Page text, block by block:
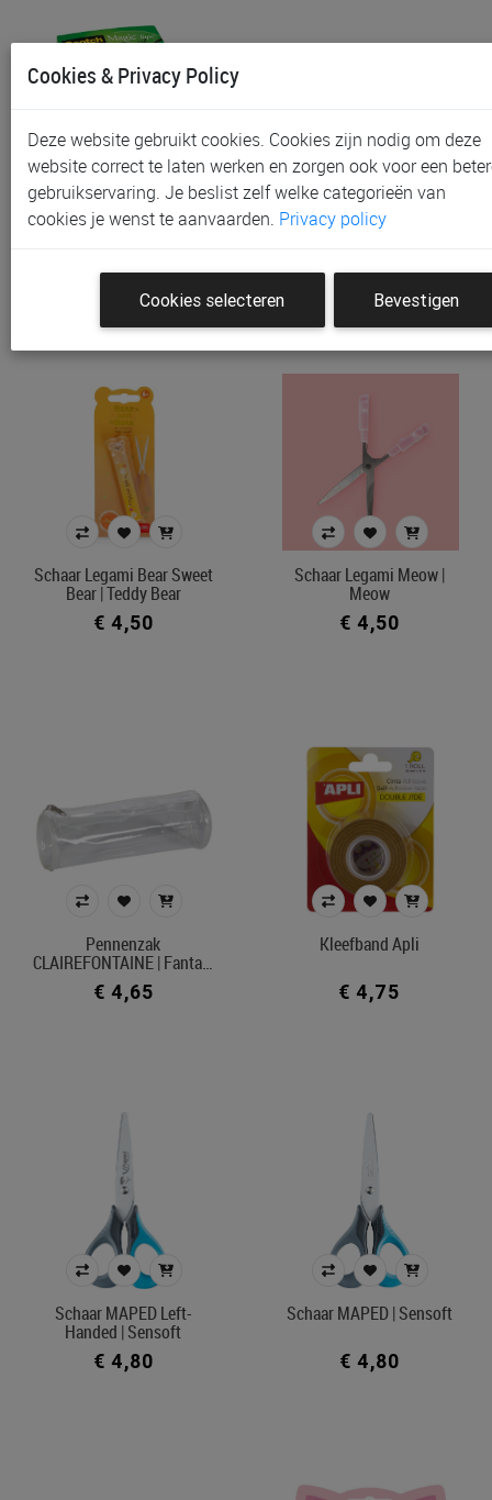
Kleefband SCOTCH Magic
Tape Caddy Pack
Lat
Schaar Legami Bear Sweet
Bear | Teddy Bear
€ 4,50
Schaar Legami Meow |
Meow
€ 4,50
Pennenzak
CLAIREFONTAINE | Fanta…
€ 4,65
Kleefband Apli
€ 4,75
Schaar MAPED Left-
Handed | Sensoft
€ 4,80
Schaar MAPED | Sensoft
€ 4,80
Cookies & Privacy Policy
Deze website gebruikt cookies. Cookies zijn nodig om deze
website correct te laten werken en zorgen ook voor een
gebruikservaring. Je beslist zelf welke categorieën van
cookies je wenst te aanvaarden. Privacy policy
Cookies selecteren Bevestigen